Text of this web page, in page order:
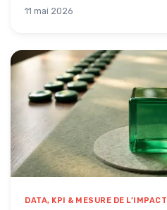
11 mai 2026
DATA, KPI & MESURE DE L’IMPACT